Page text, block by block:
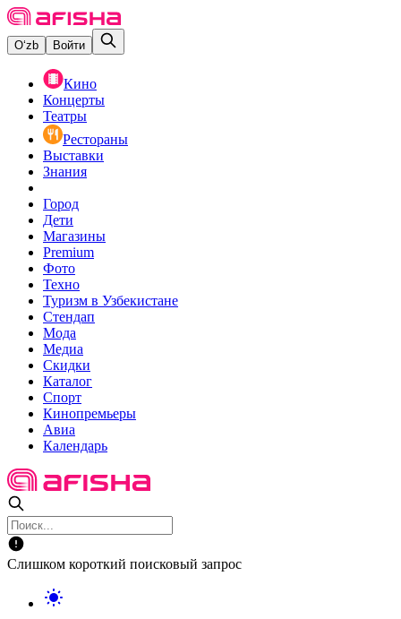
O‘zb Войти
Кино
Концерты
Театры
Рестораны
Выставки
Знания
Город
Дети
Магазины
Premium
Фото
Техно
Туризм в Узбекистане
Стендап
Мода
Медиа
Скидки
Каталог
Спорт
Кинопремьеры
Авиа
Календарь
Слишком короткий поисковый запрос